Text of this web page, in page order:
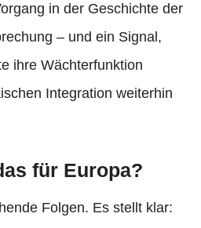
in der Geschichte der
– und ein Signal,
ihre Wächterfunktion
Integration weiterhin
für Europa?
Folgen. Es stellt klar: